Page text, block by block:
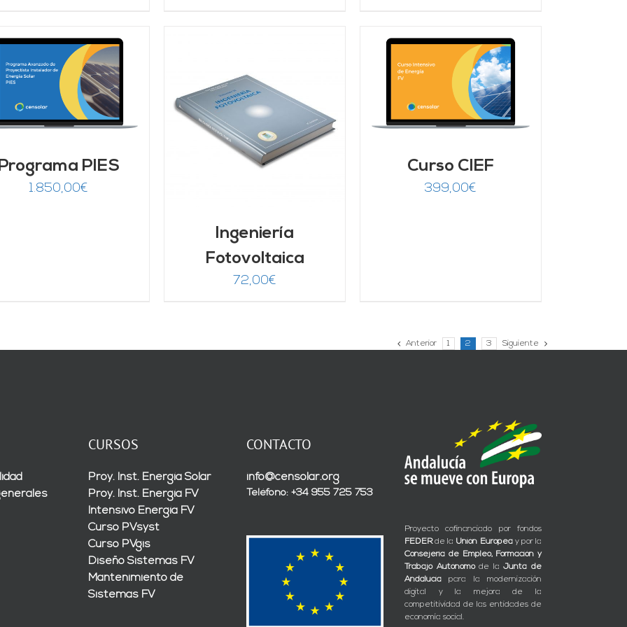
PIES
1.850,00€
AÑADIR AL CARRITO
DETALLES
Ingeniería
Fotovoltaica
72,00€
AÑADIR AL CARRITO
DETALLES
Curso CIEF
399,00€
Anterior 1 2 3 Siguiente
CURSOS
Proy. Inst. Energía Solar
Proy. Inst. Energía FV
Intensivo Energía FV
Curso PVsyst
Curso PVgis
Diseño Sistemas FV
Mantenimiento de
Sistemas FV
CONTACTO
info@censolar.org
Teléfono: +34 955 725 753
Proyecto cofinanciado por fondos
FEDERde la Unión Europeay por la
Consejería de Empleo, Formación y
Trabajo Autónomode laJunta de
Andalucía para la modernización
digital y la mejora de la
competitividad de las entidades de
economía social.